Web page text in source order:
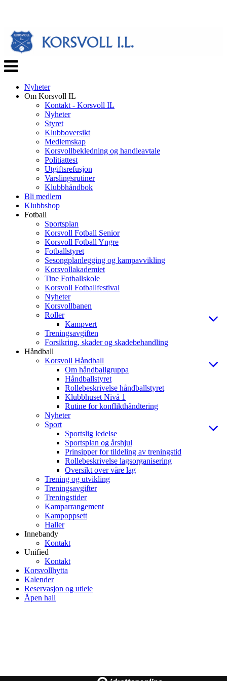
Veksle
navigasjon
Nyheter
Om Korsvoll IL
Kontakt - Korsvoll IL
Nyheter
Styret
Klubboversikt
Medlemskap
Korsvollbekledning og handleavtale
Politiattest
Utgiftsrefusjon
Varslingsrutiner
Klubbhåndbok
Bli medlem
Klubbshop
Fotball
Sportsplan
Korsvoll Fotball Senior
Korsvoll Fotball Yngre
Fotballstyret
Sesongplanlegging og kampavvikling
Korsvollakademiet
Tine Fotballskole
Korsvoll Fotballfestival
Nyheter
Korsvollbanen
Roller
Kampvert
Treningsavgiften
Forsikring, skader og skadebehandling
Håndball
Korsvoll Håndball
Om håndballgruppa
Håndballstyret
Rollebeskrivelse håndballstyret
Klubbhuset Nivå 1
Rutine for konflikthåndtering
Nyheter
Sport
Sportslig ledelse
Sportsplan og årshjul
Prinsipper for tildeling av treningstid
Rollebeskrivelse lagsorganisering
Oversikt over våre lag
Trening og utvikling
Treningsavgifter
Treningstider
Kamparrangement
Kampoppsett
Haller
Innebandy
Kontakt
Unified
Kontakt
Korsvollhytta
Kalender
Reservasjon og utleie
Åpen hall